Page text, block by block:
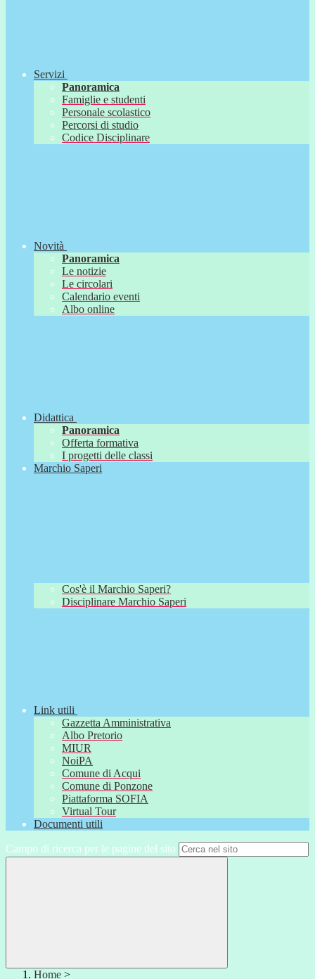
Servizi
Panoramica
Famiglie e studenti
Personale scolastico
Percorsi di studio
Codice Disciplinare
Novità
Panoramica
Le notizie
Le circolari
Calendario eventi
Albo online
Didattica
Panoramica
Offerta formativa
I progetti delle classi
Marchio Saperi
Cos'è il Marchio Saperi?
Disciplinare Marchio Saperi
Link utili
Gazzetta Amministrativa
Albo Pretorio
MIUR
NoiPA
Comune di Acqui
Comune di Ponzone
Piattaforma SOFIA
Virtual Tour
Documenti utili
Campo di ricerca per le pagine del sito
Home >